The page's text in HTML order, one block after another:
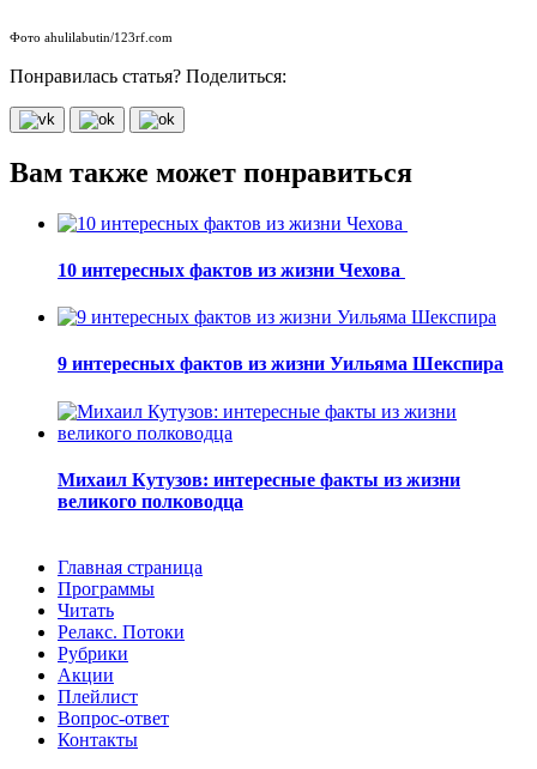
Фото ahulilabutin/123rf.com
Понравилась статья? Поделиться:
Вам также может понравиться
10 интересных фактов из жизни Чехова
9 интересных фактов из жизни Уильяма Шекспира
Михаил Кутузов: интересные факты из жизни
великого полководца
Главная страница
Программы
Читать
Релакс. Потоки
Рубрики
Акции
Плейлист
Вопрос-ответ
Контакты